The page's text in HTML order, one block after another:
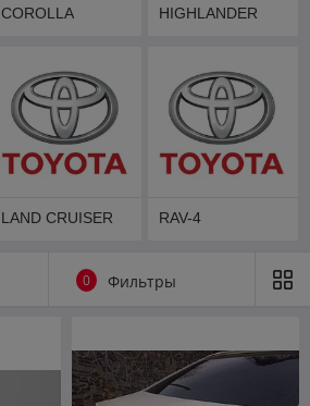
COROLLA HIGHLANDER
LAND CRUISER RAV-4
0 Фильтры